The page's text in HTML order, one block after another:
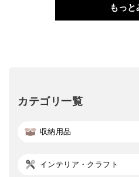
もっと
カテゴリ一覧
収納用品
インテリア・クラフト